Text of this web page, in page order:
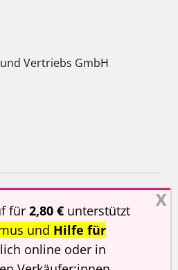
Vertriebs GmbH
für2,80 € unterstützt
und Hilfe für
online oder in